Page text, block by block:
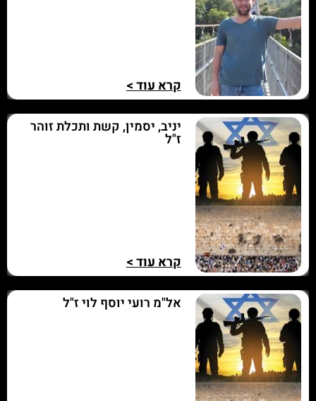
קרא עוד >
יניב, יסמין, קשת ותכלת זוהר
ז"ל
קרא עוד >
אל"מ רועי יוסף לוי ז"ל